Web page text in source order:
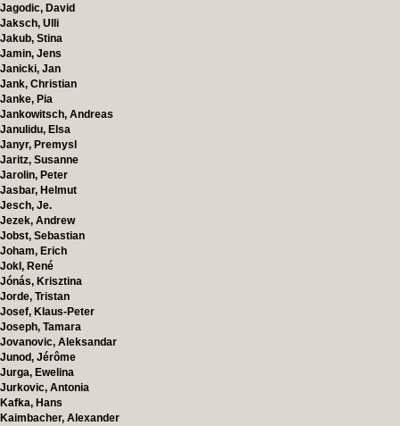
Jagodic, David
Jaksch, Ulli
Jakub, Stina
Jamin, Jens
Janicki, Jan
Jank, Christian
Janke, Pia
Jankowitsch, Andreas
Janulidu, Elsa
Janyr, Premysl
Jaritz, Susanne
Jarolin, Peter
Jasbar, Helmut
Jesch, Je.
Jezek, Andrew
Jobst, Sebastian
Joham, Erich
Jokl, René
Jónás, Krisztina
Jorde, Tristan
Josef, Klaus-Peter
Joseph, Tamara
Jovanovic, Aleksandar
Junod, Jérôme
Jurga, Ewelina
Jurkovic, Antonia
Kafka, Hans
Kaimbacher, Alexander